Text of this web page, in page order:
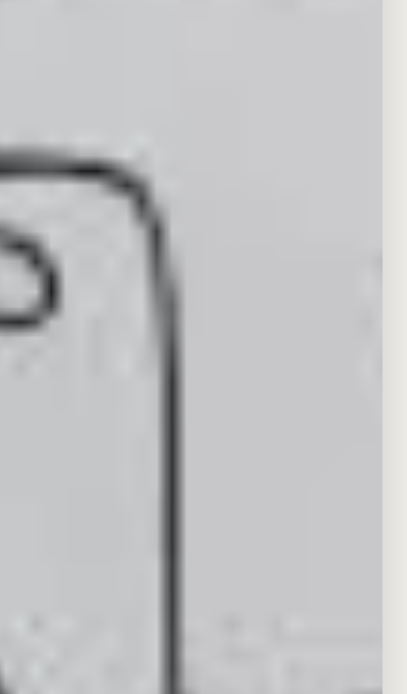
Vermarktung